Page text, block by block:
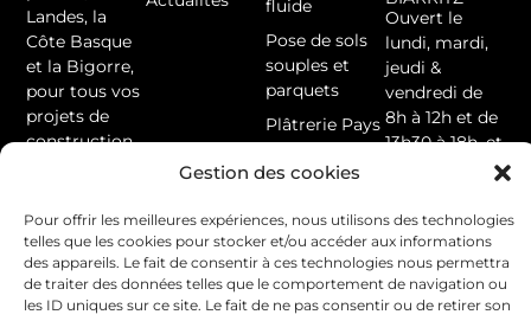
Gestion des cookies
Pour offrir les meilleures expériences, nous utilisons des technologies
telles que les cookies pour stocker et/ou accéder aux informations
des appareils. Le fait de consentir à ces technologies nous permettra
de traiter des données telles que le comportement de navigation ou
les ID uniques sur ce site. Le fait de ne pas consentir ou de retirer son
Landes, la
Côte Basque
et la Bigorre,
pour tous vos
projets de
construction
intérieur et
extérieur.
fluide
Pose de sols
souples et
parquets
Plâtrerie Pays
Basque
Peinture
Pays Basque
Peinture
extérieure
Ouvert le
lundi, mardi,
jeudi &
vendredi de
8h à 12h et de
13h30 à 18h, et
05 59 62 31 11